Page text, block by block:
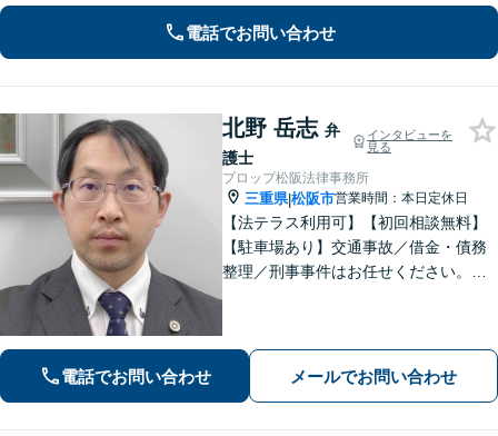
電話でお問い合わせ
北野 岳志 弁
護士
インタビューを
見る
プロップ松阪法律事務所
三重県|松阪市営業時間：本日定休日
【法テラス利用可】【初回相談無料】
【駐車場あり】交通事故／借金・債務
整理／刑事事件はお任せください。各
さい。【休日面談可】【電話相談可】
電話でお問い合わせ メールでお問い合わせ